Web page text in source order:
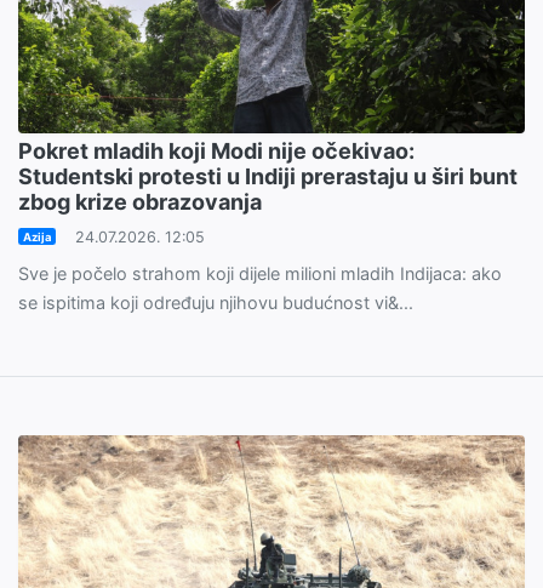
Pokret mladih koji Modi nije očekivao:
Studentski protesti u Indiji prerastaju u širi bunt
zbog krize obrazovanja
Azija 24.07.2026. 12:05
Sve je počelo strahom koji dijele milioni mladih Indijaca: ako
se ispitima koji određuju njihovu budućnost vi&...